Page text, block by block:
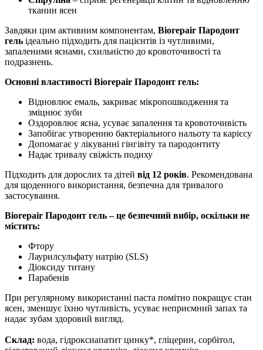
тканин ясен
Завдяки цим активним компонентам, Biorepair Пародонт
гель ідеально підходить для пацієнтів із чутливими,
запаленими яснами, схильністю до кровоточивості та
подразнень.
Основні властивості Biorepair Пародонт гель:
Відновлює емаль, закриває мікропошкодження та
зміцнює зуби
Оздоровлює ясна, усуває запалення та кровоточивість
Запобігає утворенню бактеріального нальоту та карієсу
Допомагає у лікуванні гінгівіту та пародонтиту
Надає тривалу свіжість подиху
Підходить для дорослих та дітей від 12 років. Рекомендована
для щоденного використання, безпечна для тривалого
застосування.
Biorepair Пародонт гель – це безпечний вибір, оскільки не
містить:
Фтору
Лаурилсульфату натрію (SLS)
Діоксиду титану
Парабенів
При регулярному використанні паста помітно покращує стан
ясен, зменшує їхню чутливість, усуває неприємний запах та
надає зубам здоровий вигляд.
Склад: вода, гідроксиапатит цинку*, гліцерин, сорбітол,